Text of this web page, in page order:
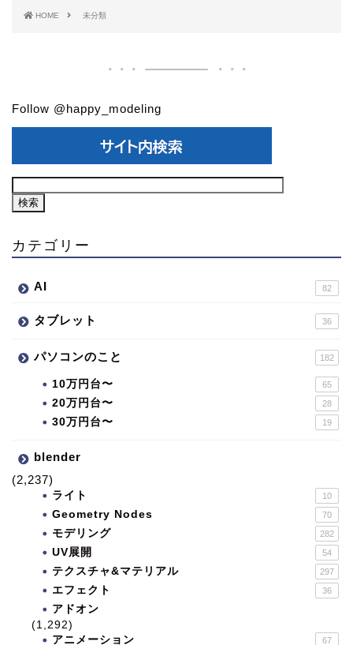
HOME 未分類
Follow @happy_modeling
カテゴリー
AI 82
タブレット 36
パソコンのこと 182
10万円台〜 65
20万円台〜 28
30万円台〜 19
blender
(2,237)
ライト 10
Geometry Nodes 70
モデリング 282
UV展開 54
テクスチャ&マテリアル 297
エフェクト 36
アドオン
(1,292)
アニメーション
67